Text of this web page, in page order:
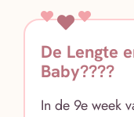
De Lengte
Baby????
In de 9e week